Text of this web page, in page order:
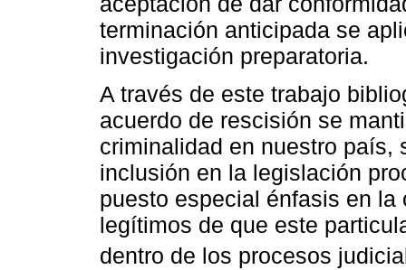
terminación anticipada se
investigación preparatoria.
A través de este trabajo
acuerdo de rescisión se
criminalidad en nuestro país,
inclusión en la legislación
puesto especial énfasis en
legítimos de que este
dentro de los procesos